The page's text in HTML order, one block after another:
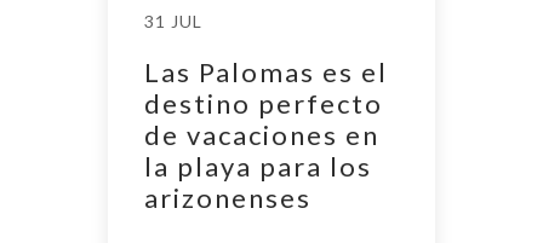
31 JUL
Las Palomas es el
destino perfecto
de vacaciones en
la playa para los
arizonenses